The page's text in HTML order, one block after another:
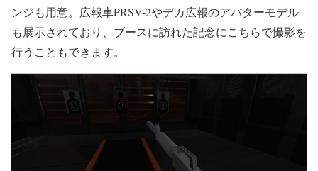
ンジも用意。広報車PRSV-2やデカ広報のアバターモデル
も展示されており、ブースに訪れた記念にこちらで撮影を
行うこともできます。